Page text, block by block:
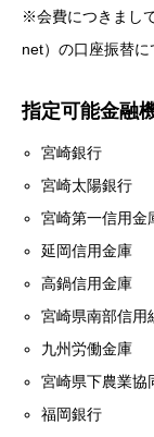
※会費につきまし
net）の口座振替に
指定可能金融
宮崎銀行
宮崎太陽銀行
宮崎第一信用金
延岡信用金庫
高鍋信用金庫
宮崎県南部信用
九州労働金庫
宮崎県下農業協
福岡銀行